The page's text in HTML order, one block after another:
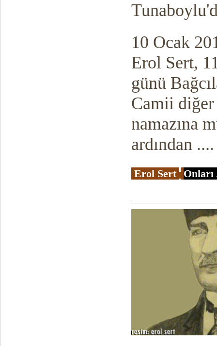
10 Ocak
Erol Sert,
günü
Camii
namazına
ardından
Erol Sert Onları